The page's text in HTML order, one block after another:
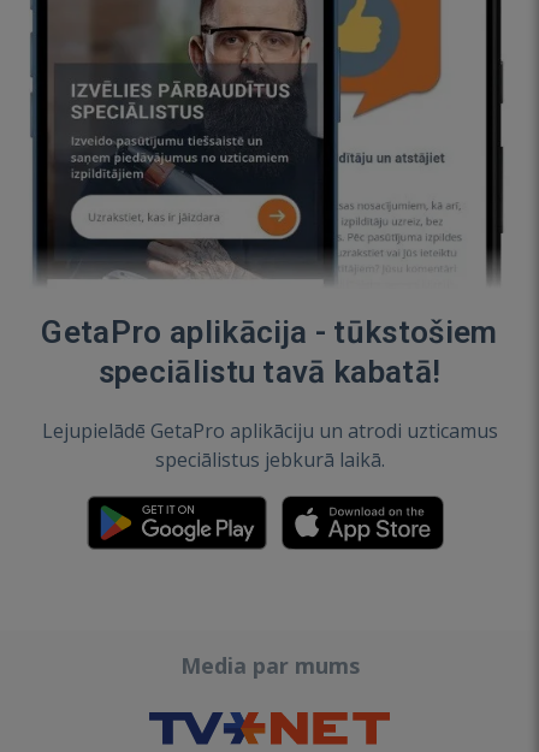
GetaPro aplikācija - tūkstošiem
speciālistu tavā kabatā!
Lejupielādē GetaPro aplikāciju un atrodi uzticamus
speciālistus jebkurā laikā.
Media par mums